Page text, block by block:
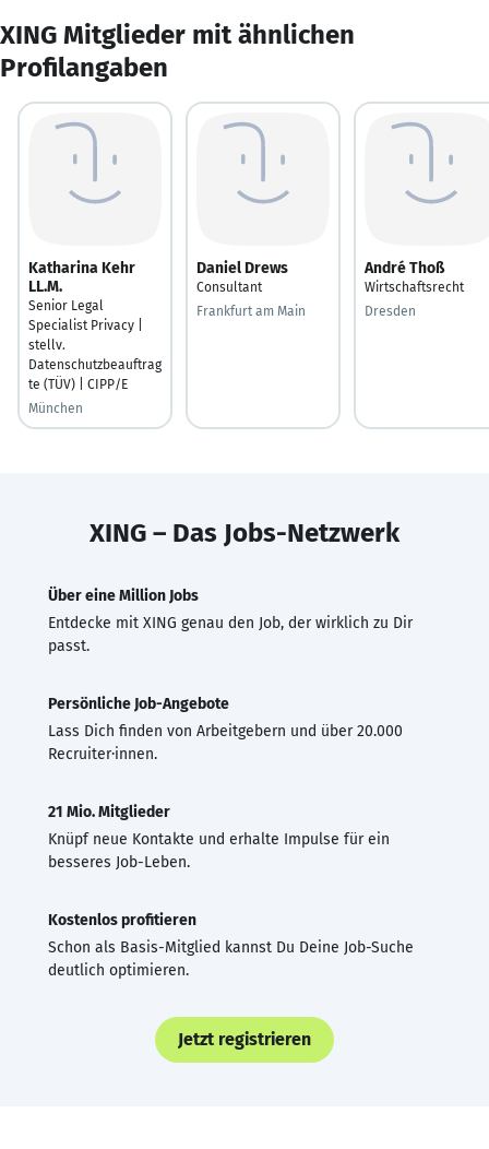
XING Mitglieder mit ähnlichen
Profilangaben
Katharina Kehr
LL.M.
Senior Legal
Specialist Privacy |
stellv.
Datenschutzbeauftrag
te (TÜV) | CIPP/E
München
Daniel Drews
Consultant
Frankfurt am Main
André Thoß
Wirtschaftsrecht
Dresden
XING – Das Jobs-Netzwerk
Über eine Million Jobs
Entdecke mit XING genau den Job, der wirklich zu Dir
passt.
Persönliche Job-Angebote
Lass Dich finden von Arbeitgebern und über 20.000
Recruiter·innen.
21 Mio. Mitglieder
Knüpf neue Kontakte und erhalte Impulse für ein
besseres Job-Leben.
Kostenlos profitieren
Schon als Basis-Mitglied kannst Du Deine Job-Suche
deutlich optimieren.
Jetzt registrieren